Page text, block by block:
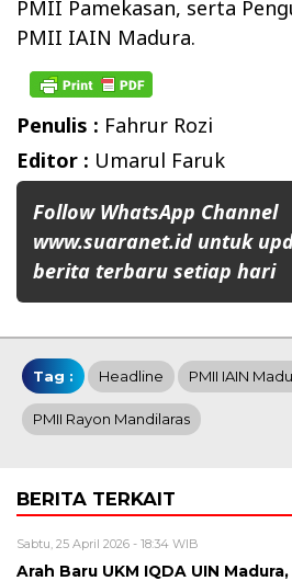
PMII Pamekasan, serta
PMII IAIN Madura.
Penulis : Fahrur Rozi
Editor : Umarul Faruk
Follow WhatsApp Channel
www.suaranet.id untuk
berita terbaru setiap hari
Tag : Headline PMII IAIN
PMII Rayon Mandilaras
BERITA TERKAIT
Sabtu, 25 April 2026 - 18:34 WIB
Arah Baru UKM IQDA UIN